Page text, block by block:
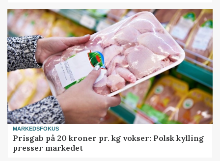
MARKEDSFOKUS
Prisgab på 20 kroner pr. kg vokser: Polsk kylling
presser markedet